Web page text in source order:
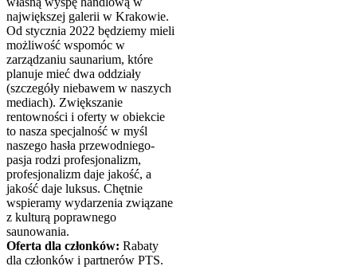
największej galerii w Krakowie.
Od stycznia 2022 będziemy mieli
możliwość wspomóc w
zarządzaniu saunarium, które
planuje mieć dwa oddziały
(szczegóły niebawem w naszych
mediach). Zwiększanie
rentowności i oferty w obiekcie
to nasza specjalność w myśl
naszego hasła przewodniego-
pasja rodzi profesjonalizm,
profesjonalizm daje jakość, a
jakość daje luksus. Chętnie
wspieramy wydarzenia związane
z kulturą poprawnego
saunowania.
Oferta dla członków: Rabaty
dla członków i partnerów PTS.